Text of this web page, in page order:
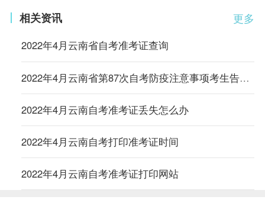
更多
相关资讯
2022年4月云南省自考准考证查询
2022年4月云南省第87次自考防疫注意事项考生告知书
2022年4月云南自考准考证丢失怎么办
2022年4月云南自考打印准考证时间
2022年4月云南自考准考证打印网站